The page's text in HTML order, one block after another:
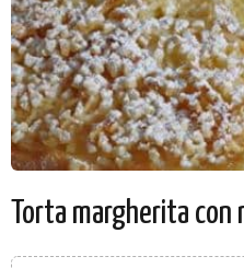
Torta margherita